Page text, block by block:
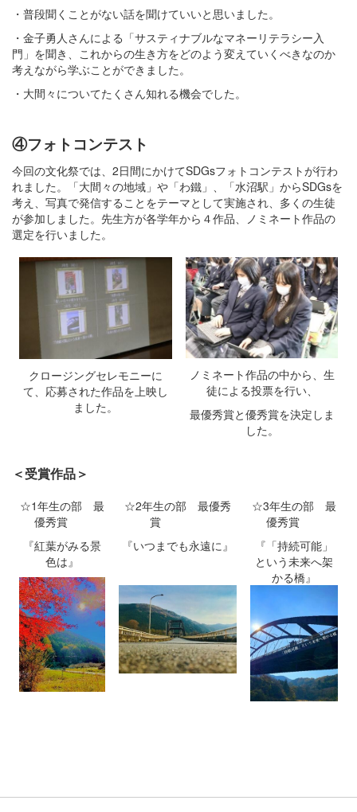
・普段聞くことがない話を聞けていいと思いました。
・金子勇人さんによる「サスティナブルなマネーリテラシー入
門」を聞き、これからの生き方をどのよう変えていくべきなのか
考えながら学ぶことができました。
・大間々についてたくさん知れる機会でした。
④フォトコンテスト
今回の文化祭では、2日間にかけてSDGsフォトコンテストが行わ
れました。「大間々の地域」や「わ鐵」、「水沼駅」からSDGsを
考え、写真で発信することをテーマとして実施され、多くの生徒
が参加しました。先生方が各学年から４作品、ノミネート作品の
選定を行いました。
クロージングセレモニーに
て、応募された作品を上映し
ました。
ノミネート作品の中から、生
徒による投票を行い、
最優秀賞と優秀賞を決定しま
した。
＜受賞作品＞
☆1年生の部 最
優秀賞
『紅葉がみる景
色は』
☆2年生の部 最優秀
賞
『いつまでも永遠に』
☆3年生の部 最
優秀賞
『「持続可能」
という未来へ架
かる橋』